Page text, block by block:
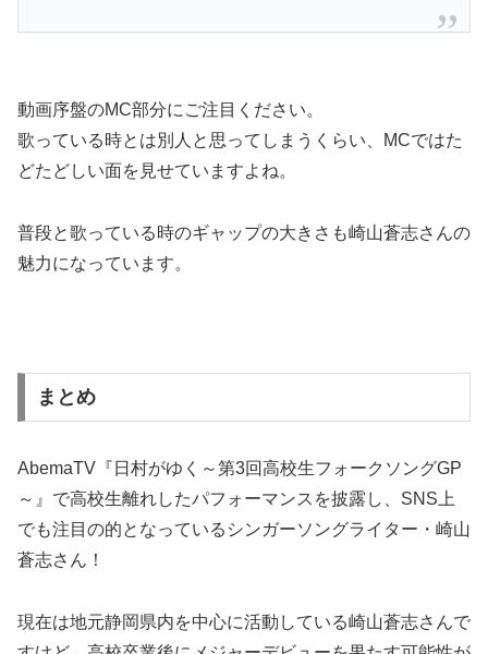
動画序盤のMC部分にご注目ください。
歌っている時とは別人と思ってしまうくらい、MCではた
どたどしい面を見せていますよね。
普段と歌っている時のギャップの大きさも崎山蒼志さんの
魅力になっています。
まとめ
AbemaTV『日村がゆく～第3回高校生フォークソングGP
～』で高校生離れしたパフォーマンスを披露し、SNS上
でも注目の的となっているシンガーソングライター・崎山
蒼志さん！
現在は地元静岡県内を中心に活動している崎山蒼志さんで